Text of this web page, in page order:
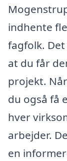
indhente
fagfolk.
at du får
projekt.
du også få
hver
arbejder.
en